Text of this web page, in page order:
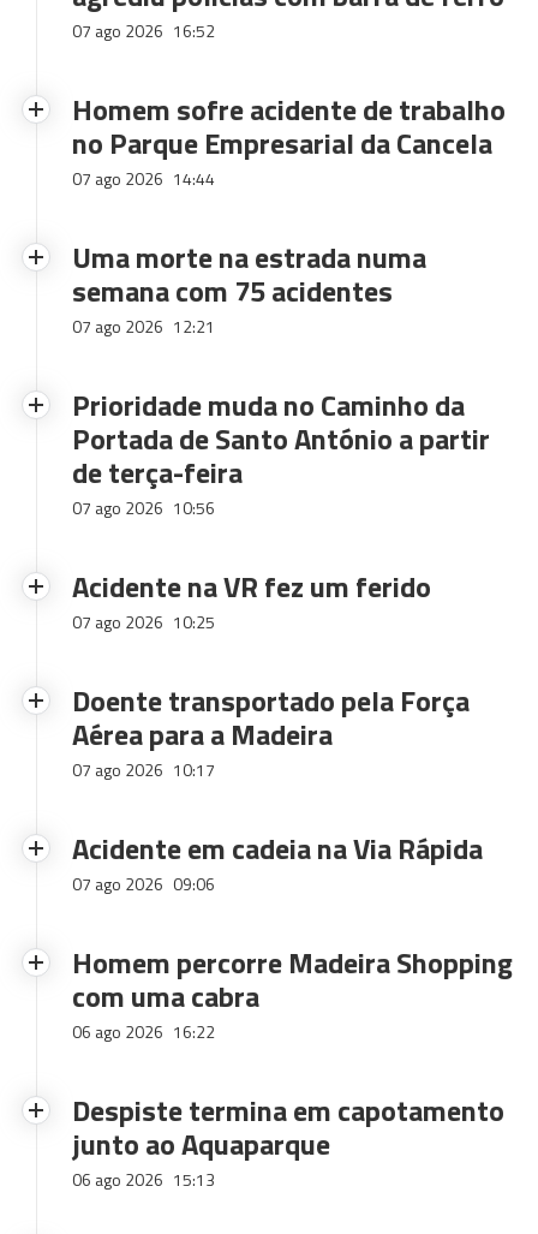
07 ago 2026 16:52
Homem sofre acidente de trabalho
no Parque Empresarial da Cancela
07 ago 2026 14:44
Uma morte na estrada numa
semana com 75 acidentes
07 ago 2026 12:21
Prioridade muda no Caminho da
Portada de Santo António a partir
de terça-feira
07 ago 2026 10:56
Acidente na VR fez um ferido
07 ago 2026 10:25
Doente transportado pela Força
Aérea para a Madeira
07 ago 2026 10:17
Acidente em cadeia na Via Rápida
07 ago 2026 09:06
Homem percorre Madeira Shopping
com uma cabra
06 ago 2026 16:22
Despiste termina em capotamento
junto ao Aquaparque
06 ago 2026 15:13